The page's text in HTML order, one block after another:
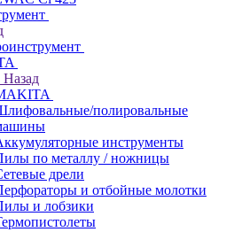
Назад
полировальные
инструменты
по металлу / ножницы
дрели
и отбойные молотки
и лобзики